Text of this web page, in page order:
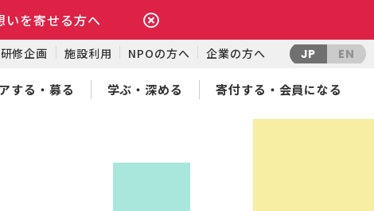
いを寄せる方へ
修企画 施設利用 NPOの方へ 企業の方へ JP EN
する・募る 学ぶ・深める 寄付する・会員になる